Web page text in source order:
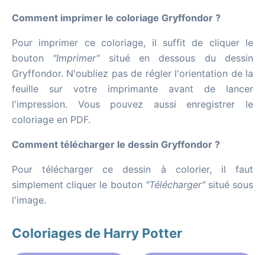
Comment imprimer le coloriage Gryffondor ?
Pour imprimer ce coloriage, il suffit de cliquer le
bouton "Imprimer"situé en dessous du dessin
Gryffondor. N'oubliez pas de régler l'orientation de la
feuille sur votre imprimante avant de lancer
l'impression. Vous pouvez aussi enregistrer le
coloriage en PDF.
Comment télécharger le dessin Gryffondor ?
Pour télécharger ce dessin à colorier, il faut
simplement cliquer le bouton "Télécharger"situé sous
l'image.
Coloriages de Harry Potter